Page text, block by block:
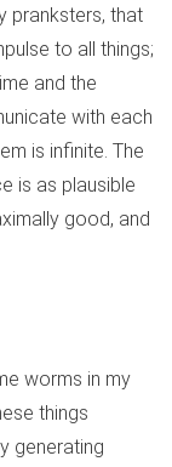
pranksters, that
to all things;
and the
with each
is infinite. The
is as plausible
good, and
worms in my
things
generating